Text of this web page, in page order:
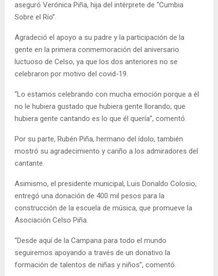
aseguró Verónica Piña, hija del intérprete de “Cumbia
Sobre el Río”.
Agradeció el apoyo a su padre y la participación de la
gente en la primera conmemoración del aniversario
luctuoso de Celso, ya que los dos anteriores no se
celebraron por motivo del covid-19.
“Lo estamos celebrando con mucha emoción porque a él
no le hubiera gustado que hubiera gente llorando; que
hubiera gente cantando es lo que él quería”, comentó.
Por su parte, Rubén Piña, hermano del ídolo, también
mostró su agradecimiento y cariño a los admiradores del
cantante.
Asimismo, el presidente municipal, Luis Donaldo Colosio,
entregó una donación de 400 mil pesos para la
construcción de la escuela de música, que promueve la
Asociación Celso Piña.
“Desde aquí de la Campana para todo el mundo
seguiremos apoyando a través de un donativo la
formación de talentos de niñas y niños”, comentó.